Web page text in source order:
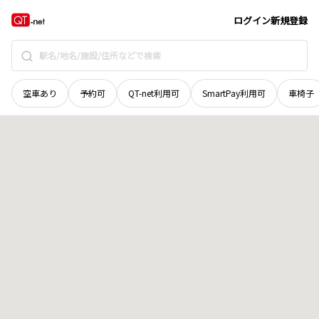
ログイン新規登録
空車あり 予約可 QT-net利用可 SmartPay利用可 車椅子
広島県